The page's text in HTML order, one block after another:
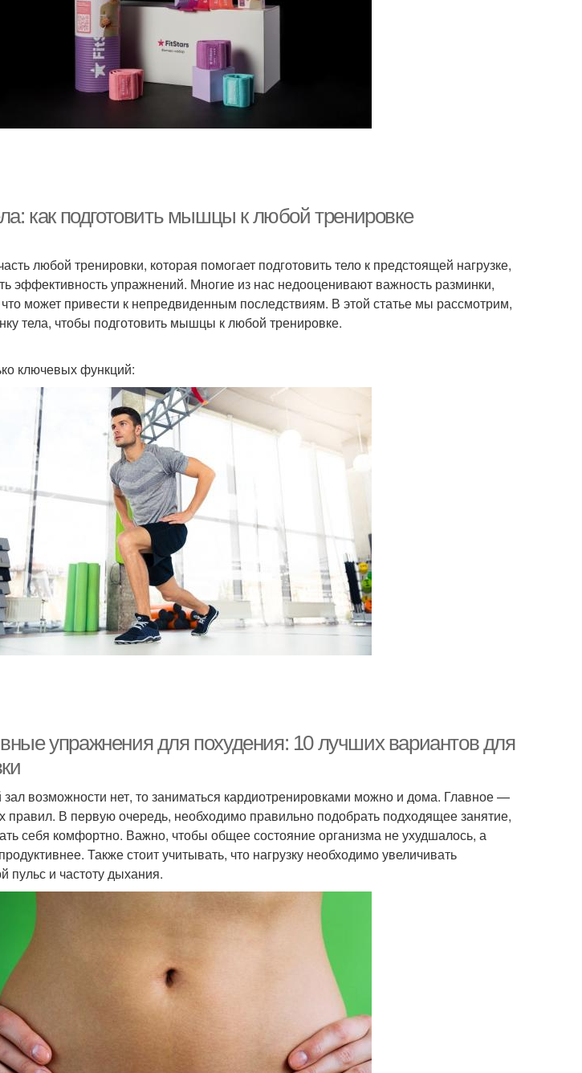
как подготовить мышцы к любой тренировке
любой тренировки, которая помогает подготовить тело к предстоящей нагрузке,
эффективность упражнений. Многие из нас недооценивают важность разминки,
может привести к непредвиденным последствиям. В этой статье мы рассмотрим,
тела, чтобы подготовить мышцы к любой тренировке.
ключевых функций:
упражнения для похудения: 10 лучших вариантов для
возможности нет, то заниматься кардиотренировками можно и дома. Главное —
правил. В первую очередь, необходимо правильно подобрать подходящее занятие,
себя комфортно. Важно, чтобы общее состояние организма не ухудшалось, а
Также стоит учитывать, что нагрузку необходимо увеличивать
пульс и частоту дыхания.